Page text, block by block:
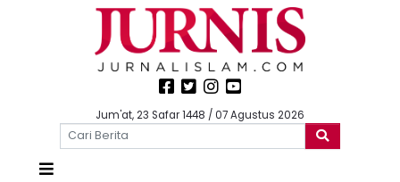
Jum'at, 23 Safar 1448 / 07 Agustus 2026